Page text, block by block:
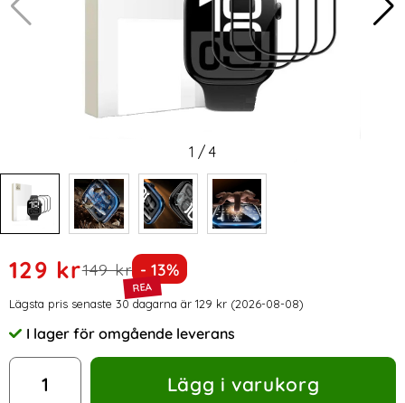
1 / 4
Handla denna produkt Tech-Protect Apple Watch 11/10 46
rea pris
129 krtidigare pris
149 kr Priset är nedsatt med
- 13%
Prishistorik
Lägsta pris senaste 30 dagarna är 129 kr (2026-08-08)
Tillgänglighet:
I lager för omgående leverans
antal
Lägg i varukorg